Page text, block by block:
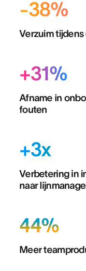
-38%
Verzuim
+31%
Afname in
fouten
+3x
Verbetering in
naar
44%
Meer